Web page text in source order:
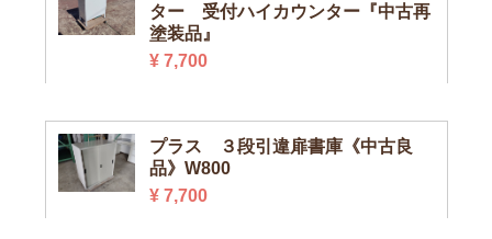
ター 受付ハイカウンター『中古再
塗装品』
¥ 7,700
プラス ３段引違扉書庫《中古良
品》W800
¥ 7,700